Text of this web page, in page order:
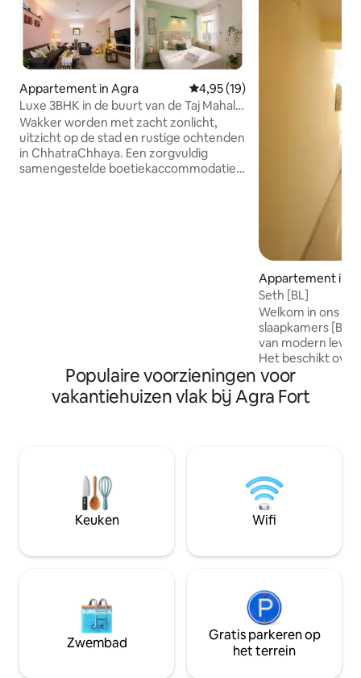
Appartement in Agra Gemiddelde beoordeling van
4,95 (19)
Luxe 3BHK in de buurt van de Taj Mahal |
Zwembad | Fitnessruimte | Uitzicht op
de hemel
Wakker worden met zacht zonlicht,
uitzicht op de stad en rustige ochtenden
in ChhatraChhaya. Een zorgvuldig
samengestelde boetiekaccommodatie
kunnen komen.
Appartement in
Seth [BL]
Welkom in ons
slaapkamers [BL]
van modern
Het beschikt over
een
perfect om te
time door te
9837240504/ (DIT IS GEEN LINK)
AFSTAND:- 1,5
km van de
500 meter van
geldautomaat 24/
Populaire voorzieningen voor
vakantiehuizen vlak bij Agra Fort
Keuken Wifi
Zwembad
Gratis parkeren op
het terrein